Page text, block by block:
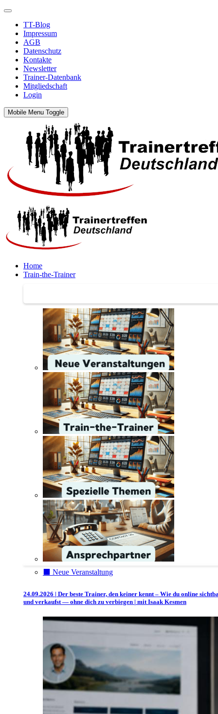
TT-Blog
Impressum
AGB
Datenschutz
Kontakte
Newsletter
Trainer-Datenbank
Mitgliedschaft
Login
Mobile Menu Toggle
Home
Train-the-Trainer
⬛️ Neue Veranstaltung
24.09.2026 | Der beste Trainer, den keiner kennt – Wie du online
und verkaufst — ohne dich zu verbiegen | mit Isaak Kesmen